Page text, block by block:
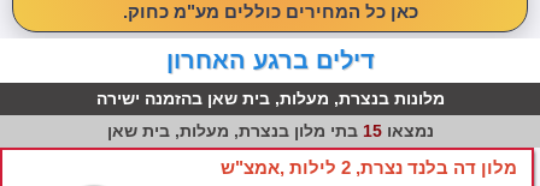
כאן כל המחירים כוללים מע"מ כחוק.
דילים ברגע האחרון
מלונות בנצרת, מעלות, בית שאן בהזמנה ישירה
נמצאו15 בתי מלון בנצרת, מעלות, בית שאן
מלון דה בלנד נצרת, 2 לילות ,אמצ"ש